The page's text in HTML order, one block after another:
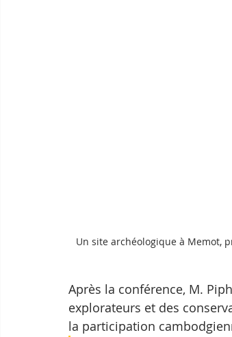
Un site archéologique à Memot,
Après la conférence, M.
explorateurs et des
la participation